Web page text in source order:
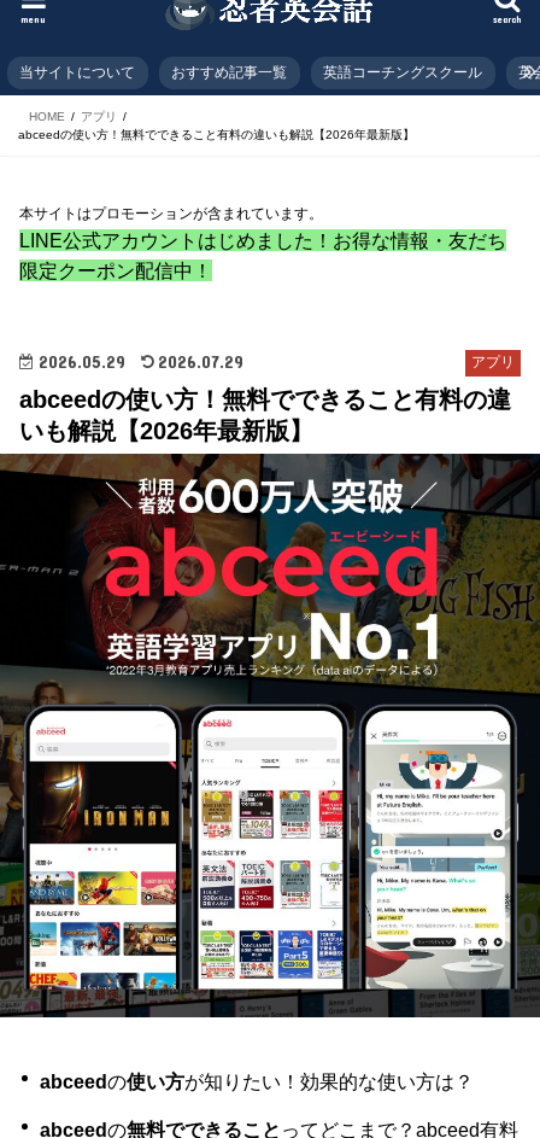
search
menu
当サイトについて おすすめ記事一覧 英語コーチングスクール 英
HOME
アプリ
abceedの使い方！無料でできること有料の違いも解説【2026年最新版】
本サイトはプロモーションが含まれています。
LINE公式アカウントはじめました！お得な情報・友だち
限定クーポン配信中！
アプリ
2026.05.29 2026.07.29
abceedの使い方！無料でできること有料の違
いも解説【2026年最新版】
abceedの使い方が知りたい！効果的な使い方は？
abceedの無料でできること ってどこまで？abceed有料